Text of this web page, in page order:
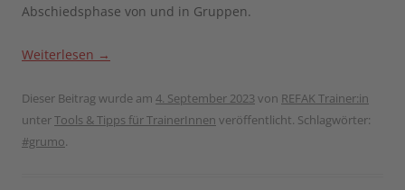
Abschiedsphase von und in Gruppen.
Weiterlesen →
Dieser Beitrag wurde am 4. September 2023von REFAK Trainer:in
unterTools & Tipps für TrainerInnen veröffentlicht. Schlagwörter:
#grumo.